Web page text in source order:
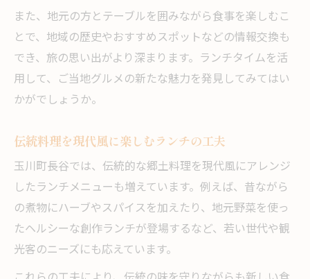
また、地元の方とテーブルを囲みながら食事を楽しむこ
とで、地域の歴史やおすすめスポットなどの情報交換も
でき、旅の思い出がより深まります。ランチタイムを活
用して、ご当地グルメの新たな魅力を発見してみてはい
かがでしょうか。
伝統料理を現代風に楽しむランチの工夫
玉川町長谷では、伝統的な郷土料理を現代風にアレンジ
したランチメニューも増えています。例えば、昔ながら
の煮物にハーブやスパイスを加えたり、地元野菜を使っ
たヘルシーな創作ランチが登場するなど、若い世代や観
光客のニーズにも応えています。